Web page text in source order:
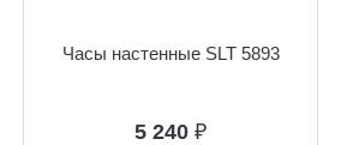
Часы настенные SLT 5893
5 240 ₽